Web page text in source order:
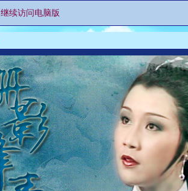
继续访问电脑版